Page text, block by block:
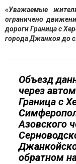
«Уважаемые
ограничено
дороги Граница с
города Джанкоя до
Объезд
через
Граница с
Азовского
обратном